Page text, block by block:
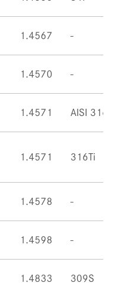
1.4567
1.4570
1.4571 AISI
1.4571 316Ti
1.4578
1.4598
1.4833 309S